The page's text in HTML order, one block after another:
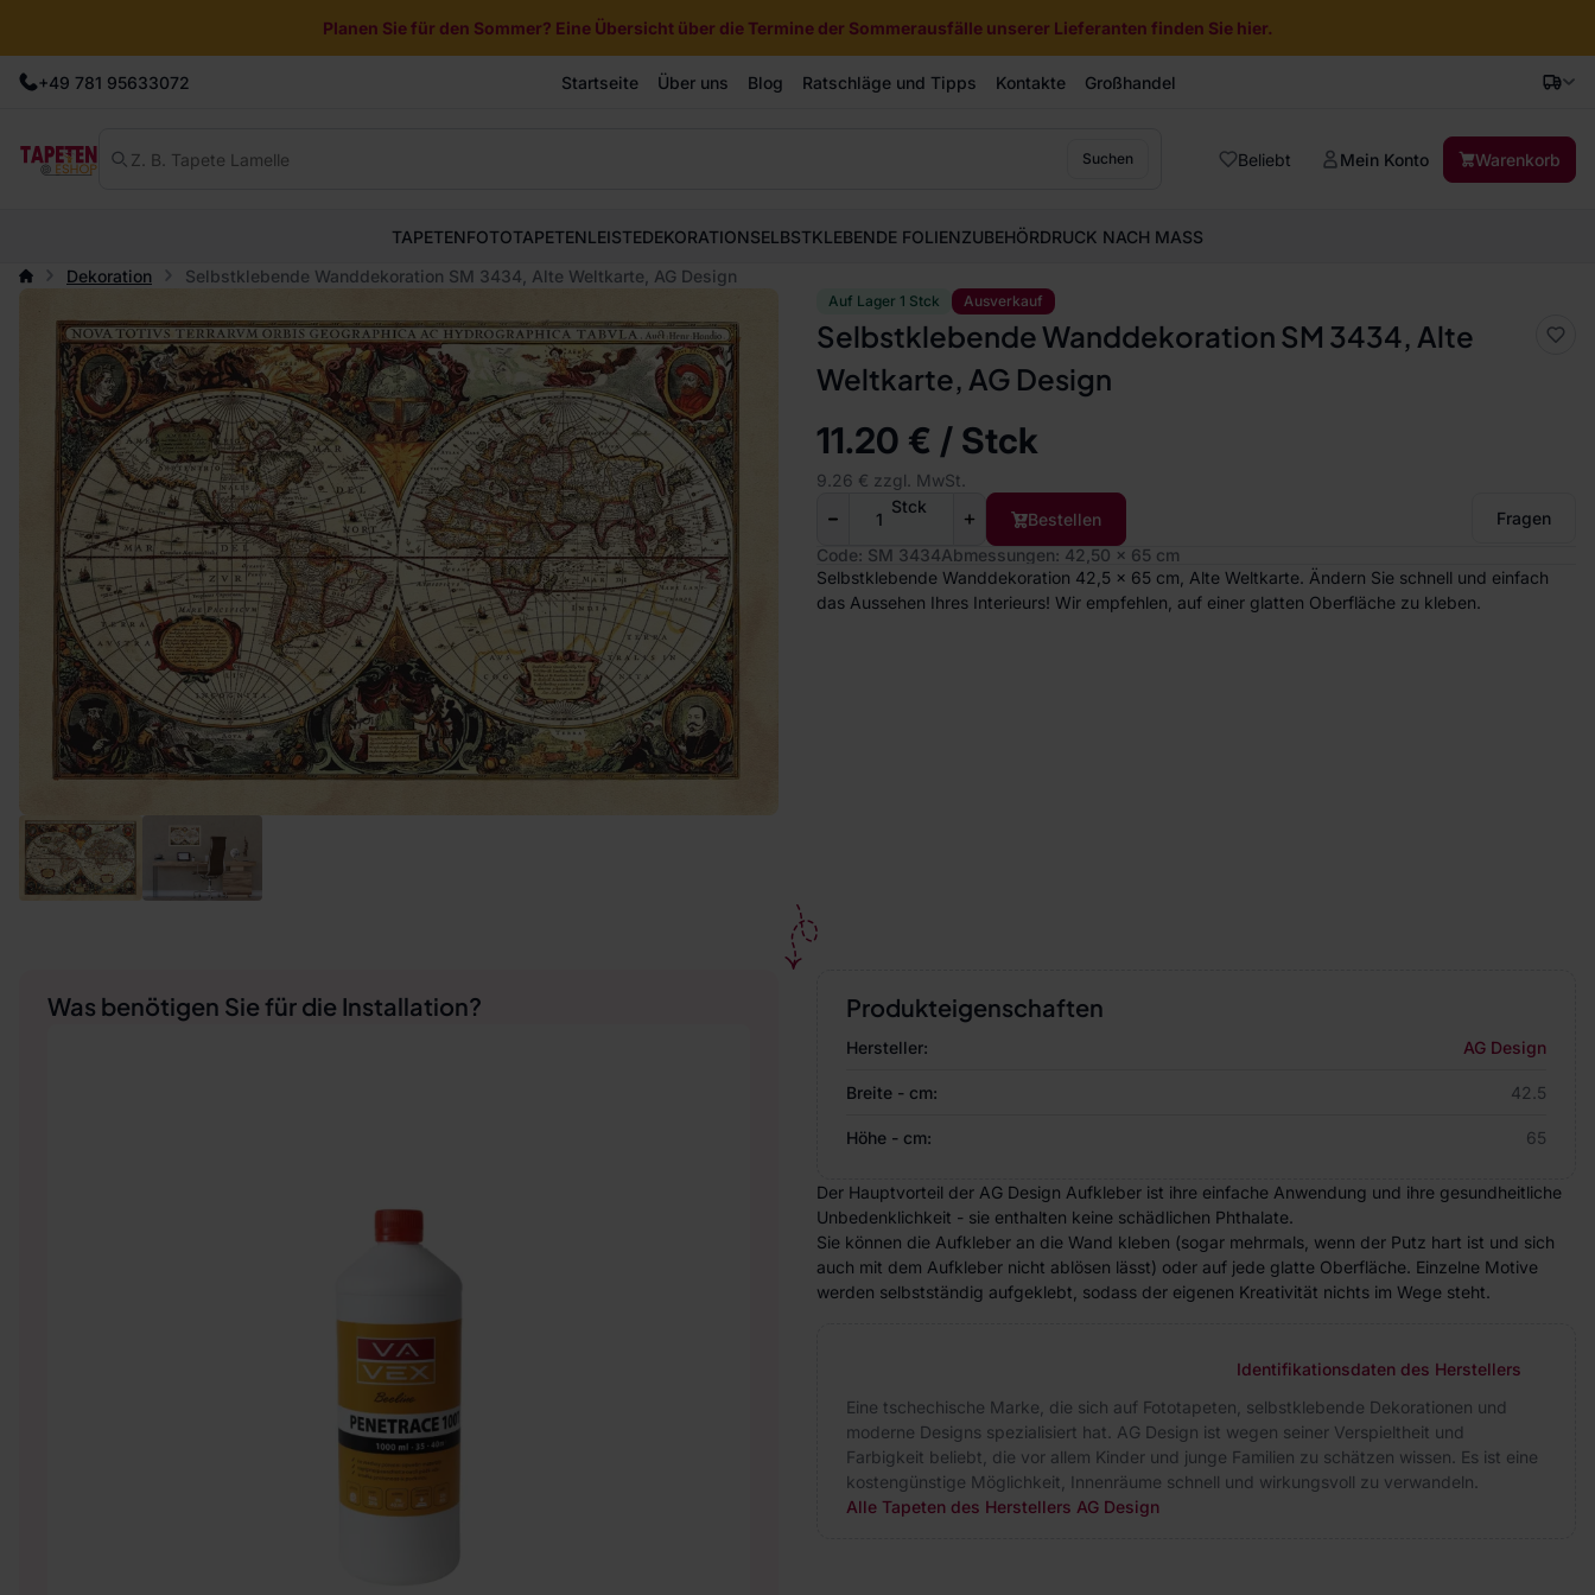
Planen Sie für den Sommer? Eine Übersicht über die Termine der Sommerausfälle unserer Lieferanten finden Sie hier.
+49 781 95633072 Startseite Über uns Blog Ratschläge und Tipps Kontakte Großhandel
Suchen Beliebt Mein Konto Warenkorb
TAPETENFOTOTAPETENLEISTEDEKORATIONSELBSTKLEBENDE FOLIENZUBEHÖRDRUCK NACH MASS
Dekoration
Selbstklebende Wanddekoration SM 3434, Alte Weltkarte, AG Design
Auf Lager 1 Stck Ausverkauf
Selbstklebende Wanddekoration SM 3434, Alte
Weltkarte, AG Design
11.20 € / Stck
9.26 € zzgl. MwSt.
Stck
Bestellen
Fragen
Code: SM 3434Abmessungen: 42,50 x 65 cm
Selbstklebende Wanddekoration 42,5 x 65 cm, Alte Weltkarte. Ändern Sie schnell und einfach
das Aussehen Ihres Interieurs! Wir empfehlen, auf einer glatten Oberfläche zu kleben.
Produkteigenschaften
Hersteller: AG Design
Breite - cm: 42.5
Höhe - cm: 65
Der Hauptvorteil der AG Design Aufkleber ist ihre einfache Anwendung und ihre gesundheitliche
Unbedenklichkeit - sie enthalten keine schädlichen Phthalate.
Sie können die Aufkleber an die Wand kleben (sogar mehrmals, wenn der Putz hart ist und sich
auch mit dem Aufkleber nicht ablösen lässt) oder auf jede glatte Oberfläche. Einzelne Motive
werden selbstständig aufgeklebt, sodass der eigenen Kreativität nichts im Wege steht.
Identifikationsdaten des Herstellers
Eine tschechische Marke, die sich auf Fototapeten, selbstklebende Dekorationen und
moderne Designs spezialisiert hat. AG Design ist wegen seiner Verspieltheit und
Farbigkeit beliebt, die vor allem Kinder und junge Familien zu schätzen wissen. Es ist eine
kostengünstige Möglichkeit, Innenräume schnell und wirkungsvoll zu verwandeln.
Alle Tapeten des Herstellers AG Design
Was benötigen Sie für die Installation?